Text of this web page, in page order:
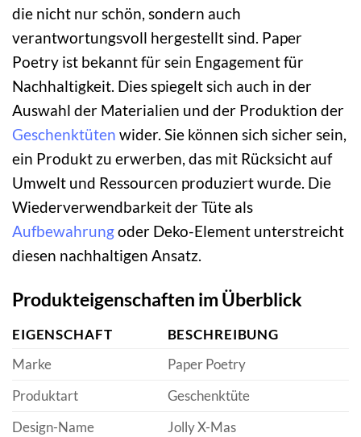
die nicht nur schön, sondern auch
verantwortungsvoll hergestellt sind. Paper
Poetry ist bekannt für sein Engagement für
Nachhaltigkeit. Dies spiegelt sich auch in der
Auswahl der Materialien und der Produktion der
Geschenktüten wider. Sie können sich sicher sein,
ein Produkt zu erwerben, das mit Rücksicht auf
Umwelt und Ressourcen produziert wurde. Die
Wiederverwendbarkeit der Tüte als
Aufbewahrungoder Deko-Element unterstreicht
diesen nachhaltigen Ansatz.
Produkteigenschaften im Überblick
EIGENSCHAFT
BESCHREIBUNG
Marke
Paper Poetry
Produktart
Geschenktüte
Design-Name
Jolly X-Mas